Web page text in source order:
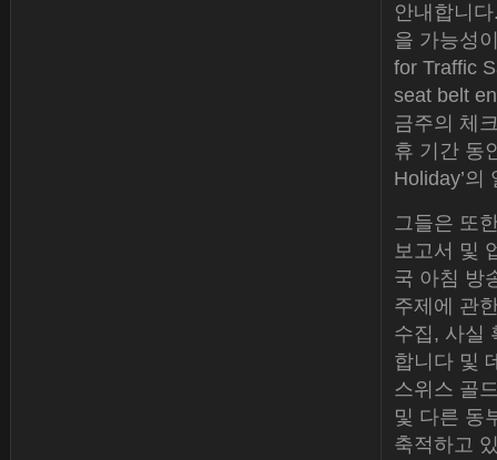
안내합니
을 가능성
for Traffic
seat belt
금주의 체
휴 기간 동
Holiday’의
그들은 또
보고서 및
국 아침 방
주제에 관
수집, 사실
합니다 및
스위스 골
및 다른 동
축적하고